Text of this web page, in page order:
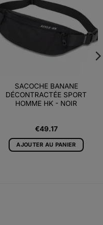
d’envies
SACOCHE BANANE
DÉCONTRACTÉE SPORT
HOMME HK - NOIR
€49.17
AJOUTER AU PANIER